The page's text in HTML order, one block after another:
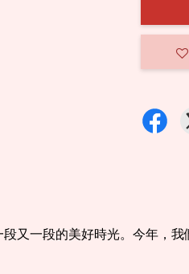
又一段的美好時光。今年，